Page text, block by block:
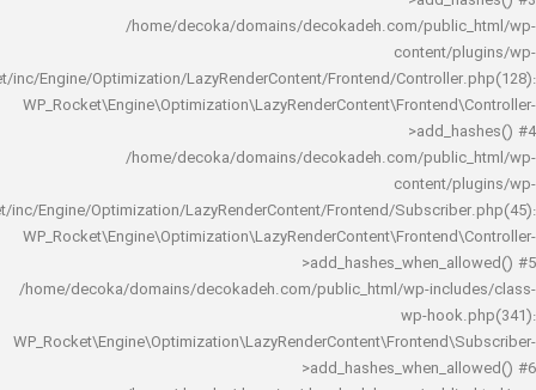
/home/decoka/domains/decokadeh.com/
rocket/inc/Engine/Optimization/LazyRenderContent/Frontend/
/home/decoka/domains/decokadeh.com/
rocket/inc/Engine/Optimization/LazyRenderContent/Frontend/
/home/decoka/domains/decokadeh.com/public_html/wp-
wp-